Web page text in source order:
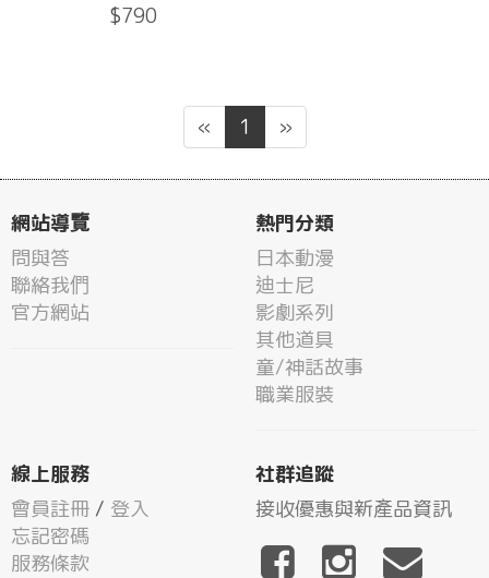
$790
« 1 »
網站導覽
問與答
聯絡我們
官方網站
熱門分類
日本動漫
迪士尼
影劇系列
其他道具
童/神話故事
職業服裝
線上服務
會員註冊 / 登入
忘記密碼
服務條款
社群追蹤
接收優惠與新產品資訊